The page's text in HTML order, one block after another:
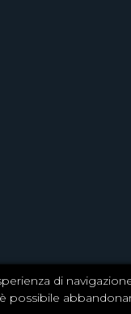
Cooperativa
di
possibile